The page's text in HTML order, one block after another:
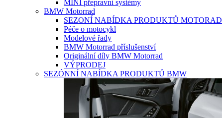
MINI přepravní systémy
BMW Motorrad
SEZONÍ NABÍDKA PRODUKTŮ MOTORAD
Péče o motocykl
Modelové řady
BMW Motorrad příslušenství
Originální díly BMW Motorrad
VÝPRODEJ
SEZÓNNÍ NABÍDKA PRODUKTŮ BMW